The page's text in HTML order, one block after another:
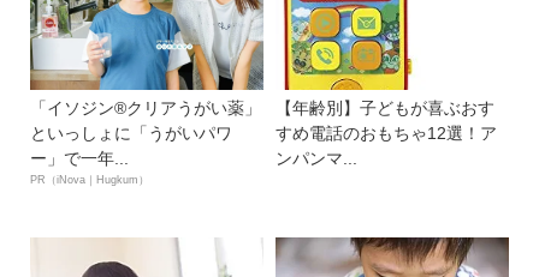
「イソジン®クリアうがい薬」
といっしょに「うがいパワ
ー」で一年...
PR（iNova｜Hugkum）
【年齢別】子どもが喜ぶおす
すめ電話のおもちゃ12選！ア
ンパンマ...